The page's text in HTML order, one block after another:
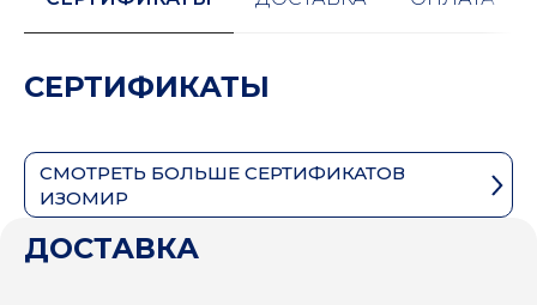
СЕРТИФИКАТЫ
СМОТРЕТЬ БОЛЬШЕ СЕРТИФИКАТОВ
ИЗОМИР
ДОСТАВКА